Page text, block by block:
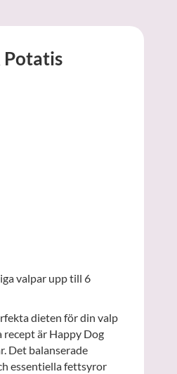
Potatis
valpar upp till 6
dieten för din valp
är Happy Dog
Det balanserade
essentiella fettsyror